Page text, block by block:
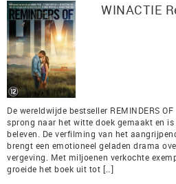
WINACTIE
De wereldwijde bestseller REMINDERS
sprong naar het witte doek gemaakt en
beleven. De verfilming van het
brengt een emotioneel geladen drama
vergeving. Met miljoenen verkochte
groeide het boek uit tot […]